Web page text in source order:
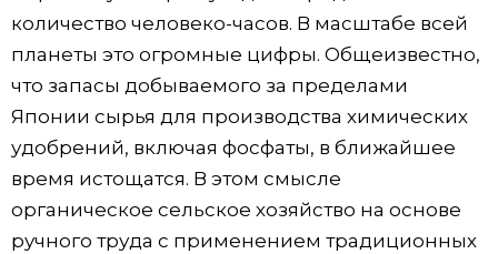
количество человеко-часов. В масштабе всей
планеты это огромные цифры. Общеизвестно,
что запасы добываемого за пределами
Японии сырья для производства химических
удобрений, включая фосфаты, в ближайшее
время истощатся. В этом смысле
органическое сельское хозяйство на основе
ручного труда с применением традиционных